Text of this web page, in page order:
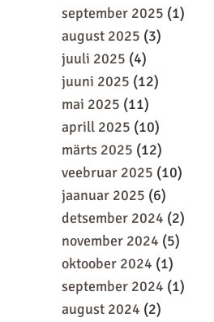
september 2025 (1)
august 2025 (3)
juuli 2025 (4)
juuni 2025 (12)
mai 2025 (11)
aprill 2025 (10)
märts 2025 (12)
veebruar 2025 (10)
jaanuar 2025 (6)
detsember 2024 (2)
november 2024 (5)
oktoober 2024 (1)
september 2024 (1)
august 2024 (2)